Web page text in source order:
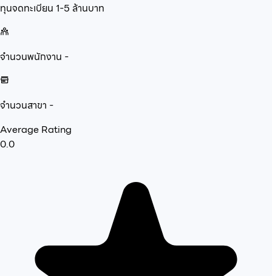
ทุนจดทะเบียน 1-5 ล้านบาท
จำนวนพนักงาน -
จำนวนสาขา -
Average Rating
0.0